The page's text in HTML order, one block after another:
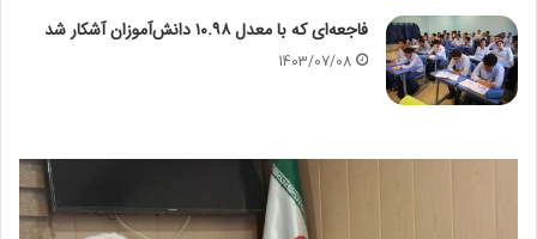
فاجعه‌ای که با معدل ۱۰.۹۸ دانش‌آموزان آشکار شد
1403/07/08